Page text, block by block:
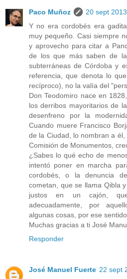
Paco Muñoz
20 sept
Y no era cordobés era
muy pequeño. Casi siempre
y aprovecho para citar a
de los que más saben de
subterráneas de Córdoba y
referencia, que denota lo
recíproco), no la valía del
Don Teodomiro nace en
los derribos mayoritarios de
desenfreno por la
Cuando muere Francisco
de la Ciudad, lo nombran a
Comisión de Monumentos,
¿Sabes lo qué echo de
intentó poner en marcha
cordobés, o la denuncia
cometan, que se llama Qibla
justos en un cajón,
adecuadamente, por
algunas cosas, por ese
Muchas gracias a ti José
Responder
José Manuel Fuerte 22 sept